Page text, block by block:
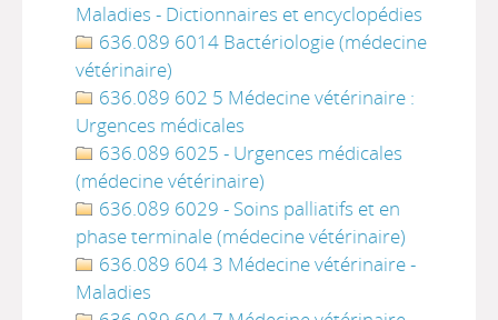
Maladies - Dictionnaires et encyclopédies
636.089 6014 Bactériologie (médecine
vétérinaire)
636.089 602 5 Médecine vétérinaire :
Urgences médicales
636.089 6025 - Urgences médicales
(médecine vétérinaire)
636.089 6029 - Soins palliatifs et en
phase terminale (médecine vétérinaire)
636.089 604 3 Médecine vétérinaire -
Maladies